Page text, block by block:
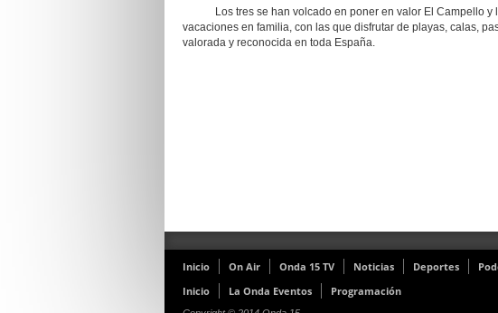
Los tres se han volcado en poner en valor El Campello y la
vacaciones en familia, con las que disfrutar de playas, calas,
valorada y reconocida en toda España.
Inicio On Air Onda 15 TV Noticias Deportes
Inicio
La Onda Eventos Programación